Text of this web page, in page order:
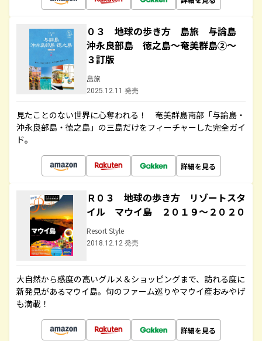
０３ 地球の歩き方 島旅 与論島
沖永良部島 徳之島～奄美群島②～
３訂版
島旅
2025.12.11 発売
見たことのない世界に心奪われる！ 奄美群島南部「与論島・
沖永良部島・徳之島」の三島だけをフィーチャーした完全ガイ
ド。
詳細を見る
Ｒ０３ 地球の歩き方 リゾートスタ
イル マウイ島 ２０１９～２０２０
Resort Style
2018.12.12 発売
大自然から感度の高いグルメ＆ショッピングまで、訪れる度に
新発見があるマウイ島。旬のファーム巡りやマウイ産おみやげ
も満載！
詳細を見る